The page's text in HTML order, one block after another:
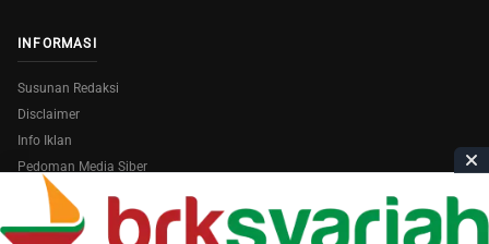
INFORMASI
Susunan Redaksi
Disclaimer
Info Iklan
Pedoman Media Siber